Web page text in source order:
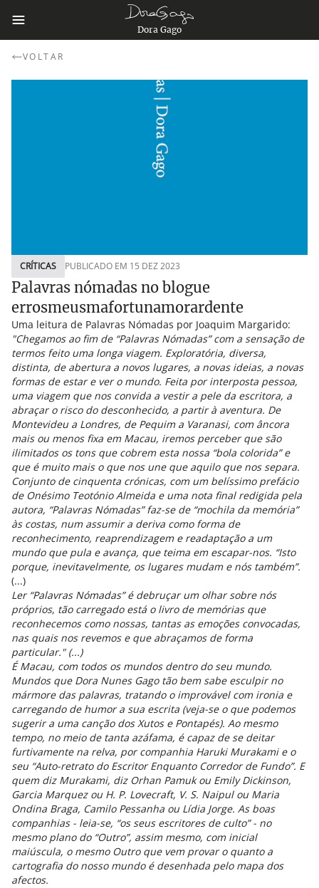
Dora Gago
VOLTAR
CRÍTICAS PUBLICADO EM 15 DEZ 2023
Palavras nómadas no blogue
errosmeusmafortunamorardente
Uma leitura de Palavras Nómadas por Joaquim Margarido:
"Chegamos ao fim de “Palavras Nómadas” com a sensação de
termos feito uma longa viagem. Exploratória, diversa,
distinta, de abertura a novos lugares, a novas ideias, a novas
formas de estar e ver o mundo. Feita por interposta pessoa,
uma viagem que nos convida a vestir a pele da escritora, a
abraçar o risco do desconhecido, a partir à aventura. De
Montevideu a Londres, de Pequim a Varanasi, com âncora
mais ou menos fixa em Macau, iremos perceber que são
ilimitados os tons que cobrem esta nossa “bola colorida” e
que é muito mais o que nos une que aquilo que nos separa.
Conjunto de cinquenta crónicas, com um belíssimo prefácio
de Onésimo Teotónio Almeida e uma nota final redigida pela
autora, “Palavras Nómadas” faz-se de “mochila da memória”
às costas, num assumir a deriva como forma de
reconhecimento, reaprendizagem e readaptação a um
mundo que pula e avança, que teima em escapar-nos. “Isto
porque, inevitavelmente, os lugares mudam e nós também”.
(...)
Ler “Palavras Nómadas” é debruçar um olhar sobre nós
próprios, tão carregado está o livro de memórias que
reconhecemos como nossas, tantas as emoções convocadas,
nas quais nos revemos e que abraçamos de forma
particular." (...)
É Macau, com todos os mundos dentro do seu mundo.
Mundos que Dora Nunes Gago tão bem sabe esculpir no
mármore das palavras, tratando o improvável com ironia e
carregando de humor a sua escrita (veja-se o que podemos
sugerir a uma canção dos Xutos e Pontapés). Ao mesmo
tempo, no meio de tanta azáfama, é capaz de se deitar
furtivamente na relva, por companhia Haruki Murakami e o
seu “Auto-retrato do Escritor Enquanto Corredor de Fundo”. E
quem diz Murakami, diz Orhan Pamuk ou Emily Dickinson,
Garcia Marquez ou H. P. Lovecraft, V. S. Naipul ou Maria
Ondina Braga, Camilo Pessanha ou Lídia Jorge. As boas
companhias - leia-se, “os seus escritores de culto” - no
mesmo plano do “Outro”, assim mesmo, com inicial
maiúscula, o mesmo Outro que vem provar o quanto a
cartografia do nosso mundo é desenhada pelo mapa dos
afectos.